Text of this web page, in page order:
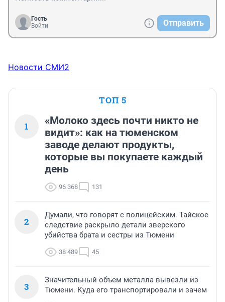
Гость
Войти
Отправить
Новости СМИ2
ТОП 5
1
«Молоко здесь почти никто не
видит»: как на тюменском
заводе делают продукты,
которые вы покупаете каждый
день
96 368 131
2
Думали, что говорят с полицейским. Тайское
следствие раскрыло детали зверского
убийства брата и сестры из Тюмени
38 489 45
3
Значительный объем металла вывезли из
Тюмени. Куда его транспортировали и зачем